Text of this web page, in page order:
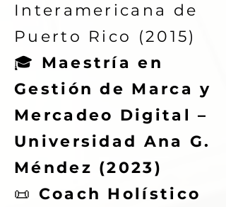
Interamericana de
Puerto Rico (2015)
🎓 Maestría en
Gestión de Marca y
Mercadeo Digital –
Universidad Ana G.
Méndez (2023)
📜 Coach Holístico